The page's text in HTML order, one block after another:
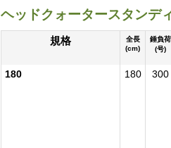
ヘッドクォータースタンデ
規格
全長
(cm)
錘負荷
(号)
180 180 300